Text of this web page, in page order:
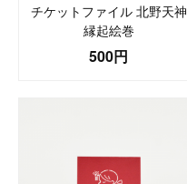
チケットファイル 北野天神
縁起絵巻
500円